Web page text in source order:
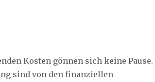
Kosten gönnen sich keine Pause.
sind von den finanziellen